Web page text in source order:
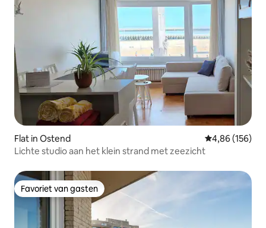
Flat in Ostend Gemiddelde
4,86 (156)
Lichte studio aan het klein strand met zeezicht
Favoriet van gasten
Favoriet van gasten